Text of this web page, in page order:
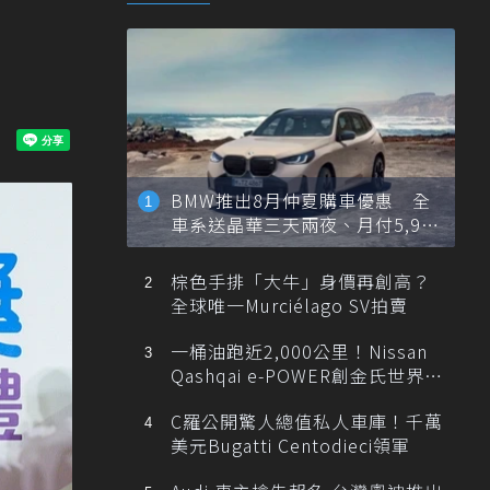
BMW推出8月仲夏購車優惠 全
車系送晶華三天兩夜、月付5,900
元起
棕色手排「大牛」身價再創高？
全球唯一Murciélago SV拍賣
一桶油跑近2,000公里！Nissan
Qashqai e-POWER創金氏世界紀
C羅公開驚人總值私人車庫！千萬
美元Bugatti Centodieci領軍